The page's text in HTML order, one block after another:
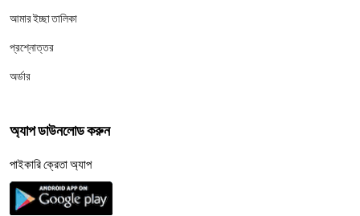
আমার ইচ্ছা তালিকা
প্রশ্নোত্তর
অর্ডার
অ্যাপ ডাউনলোড করুন
পাইকারি ক্রেতা অ্যাপ